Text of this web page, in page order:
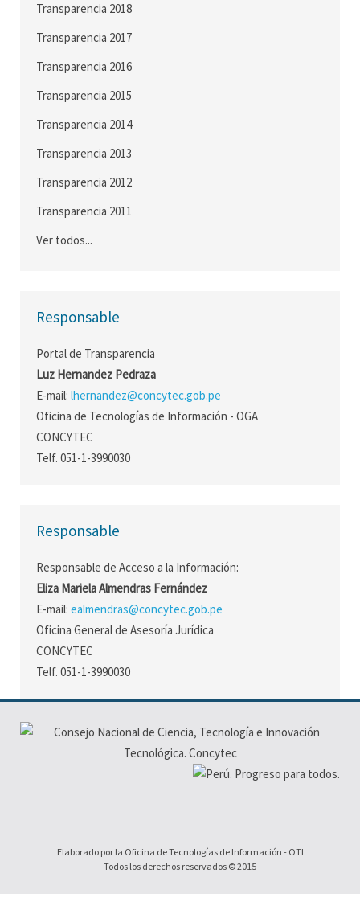
Transparencia 2018
Transparencia 2017
Transparencia 2016
Transparencia 2015
Transparencia 2014
Transparencia 2013
Transparencia 2012
Transparencia 2011
Ver todos...
Responsable
Portal de Transparencia
Luz Hernandez Pedraza
E-mail: lhernandez@concytec.gob.pe
Oficina de Tecnologías de Información - OGA
CONCYTEC
Telf. 051-1-3990030
Responsable
Responsable de Acceso a la Información:
Eliza Mariela Almendras Fernández
E-mail: ealmendras@concytec.gob.pe
Oficina General de Asesoría Jurídica
CONCYTEC
Telf. 051-1-3990030
Elaborado por la Oficina de Tecnologías de Información - OTI
Todos los derechos reservados © 2015